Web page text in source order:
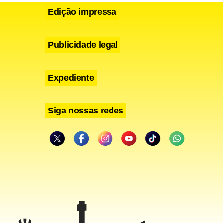
era de um
Edição impressa
Publicidade legal
Expediente
Siga nossas redes